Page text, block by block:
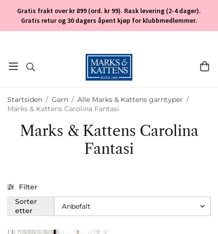
Gratis frakt over kr 899 (ord. kr 99). Rask levering (2-4 dager).
Gratis retur og 30 dagers åpent kjøp for klubbmedlemmer.
Startsiden / Garn / Alle Marks & Kattens garntyper /
Marks & Kattens Carolina Fantasi
Marks & Kattens Carolina
Fantasi
Filter
Sorter
etter